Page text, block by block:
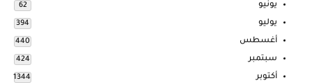
يونيو 62
يوليو 394
أغسطس 440
سبتمبر 424
أكتوبر 1344